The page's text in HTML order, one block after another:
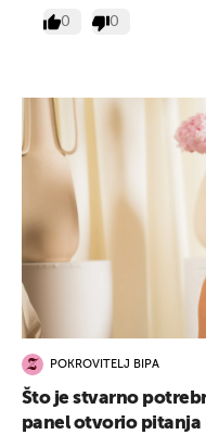
0 0
POKROVITELJ BIPA
Što je stvarno
panel otvorio pitanja